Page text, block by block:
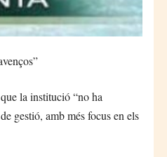
la institució “no ha
gestió, amb més focus en els